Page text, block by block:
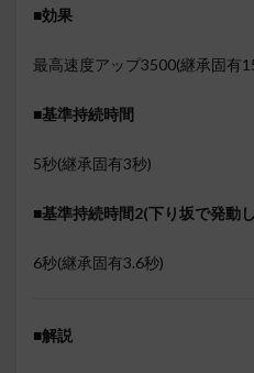
■効果
最高速度アップ3500(継承固有
■基準持続時間
5秒(継承固有3秒)
■基準持続時間2(下り坂で発動
6秒(継承固有3.6秒)
■解説